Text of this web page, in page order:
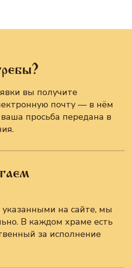
вы получите
почту — в нём
просьба передана в
на сайте, мы
В каждом храме есть
за исполнение